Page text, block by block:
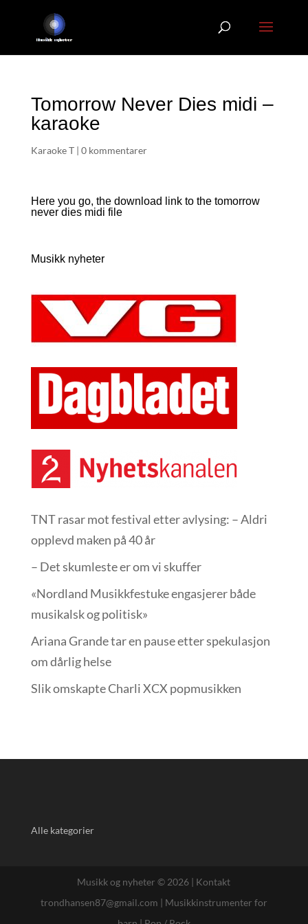
Tomorrow Never Dies midi –
karaoke
Karaoke T| 0 kommentarer
Here you go, the download link to the tomorrow
never dies midi file
Musikk nyheter
TNT rasar mot festival etter avlysing: – Aldri
opplevd maken på 40 år
– Det skumleste er om vi skuffer
«Nordland Musikkfest­uke engasjerer både
musikalsk og politisk»
Ariana Grande tar en pause etter spekulasjon
om dårlig helse
Slik omskapte Charli XCX popmusikken
Alle kategorier
Musikk og nyheter © 2026 | Kontakt
trondhansen87@gmail.com | Musikkinstrumenter for